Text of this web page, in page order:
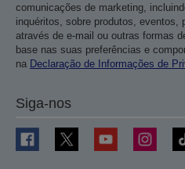
comunicações de marketing,
inquéritos, sobre produtos, eventos,
através de e-mail ou outras formas
base nas suas preferências e
na Declaração de Informações de
Siga-nos